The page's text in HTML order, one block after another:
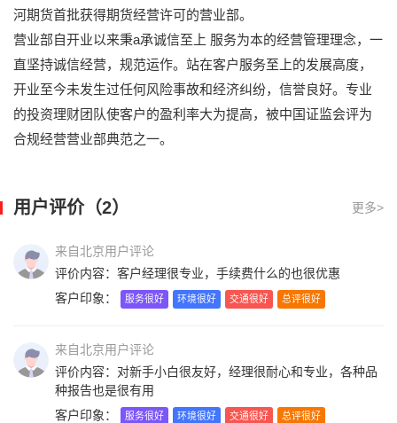
河期货首批获得期货经营许可的营业部。
营业部自开业以来秉a承诚信至上 服务为本的经营管理理念，一
直坚持诚信经营，规范运作。站在客户服务至上的发展高度，
开业至今未发生过任何风险事故和经济纠纷，信誉良好。专业
的投资理财团队使客户的盈利率大为提高，被中国证监会评为
合规经营营业部典范之一。
用户评价（2） 更多>
来自北京用户评论
评价内容：客户经理很专业，手续费什么的也很优惠
客户印象：
服务很好 环境很好 交通很好 总评很好
来自北京用户评论
评价内容：对新手小白很友好，经理很耐心和专业，各种品
种报告也是很有用
客户印象：
服务很好 环境很好 交通很好 总评很好